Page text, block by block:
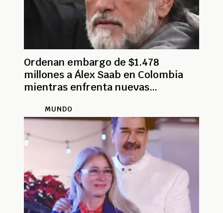
Ordenan embargo de $1.478
millones a Álex Saab en Colombia
mientras enfrenta nuevas
MUNDO